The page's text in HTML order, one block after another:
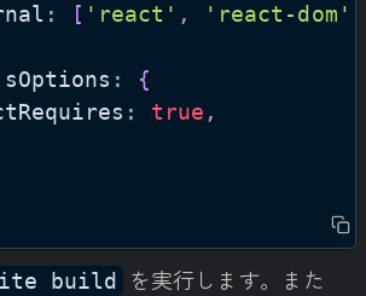
: [ 'react' , 'react-dom'
:
{
: true ,
build
を実行します。また